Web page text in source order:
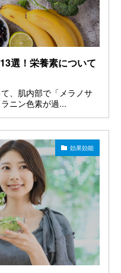
選！栄養素について
、肌内部で「メラノサ
ニン色素が過...
効果効能